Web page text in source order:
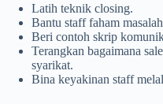
Latih teknik closing.
Bantu staff faham
Beri contoh skrip
Terangkan bagaimana
syarikat.
Bina keyakinan staff